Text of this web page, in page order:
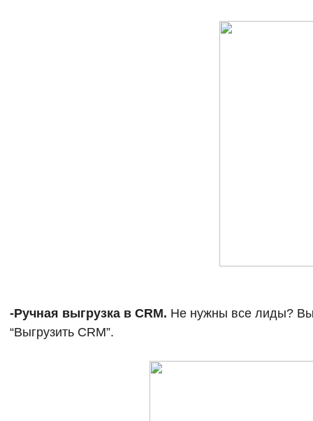
-Ручная выгрузка в CRM. Не нужны все лиды?
“Выгрузить CRM”.